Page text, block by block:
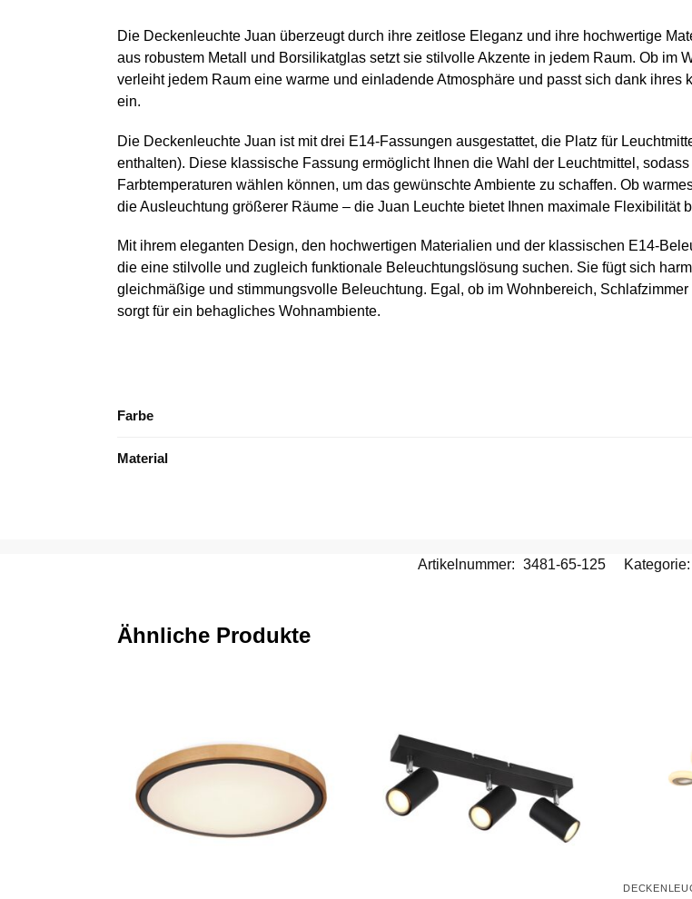
Die Deckenleuchte Juan überzeugt durch ihre zeitlose Eleganz und ihre hochwertige
aus robustem Metall und Borsilikatglas setzt sie stilvolle Akzente in jedem Raum. Ob im
verleiht jedem Raum eine warme und einladende Atmosphäre und passt sich dank
ein.
Die Deckenleuchte Juan ist mit drei E14-Fassungen ausgestattet, die Platz für
enthalten). Diese klassische Fassung ermöglicht Ihnen die Wahl der Leuchtmittel,
Farbtemperaturen wählen können, um das gewünschte Ambiente zu schaffen. Ob
die Ausleuchtung größerer Räume – die Juan Leuchte bietet Ihnen maximale Flexibilität
Mit ihrem eleganten Design, den hochwertigen Materialien und der klassischen E14-
die eine stilvolle und zugleich funktionale Beleuchtungslösung suchen. Sie fügt sich
gleichmäßige und stimmungsvolle Beleuchtung. Egal, ob im Wohnbereich,
sorgt für ein behagliches Wohnambiente.
Farbe
Material
Artikelnummer: 3481-65-125 Kategorie:
Ähnliche Produkte